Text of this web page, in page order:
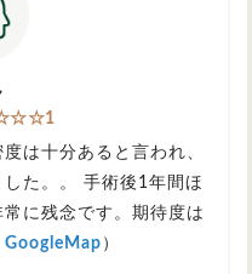
は十分あると言われ、
た。。 手術後1年間ほ
に残念です。期待度は
GoogleMap ）